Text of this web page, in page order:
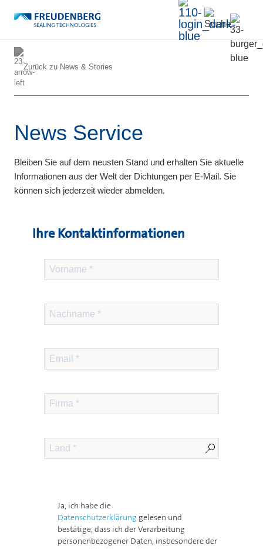
Zurück zu News & Stories
News Service
Bleiben Sie auf dem neusten Stand und erhalten Sie aktuelle
Informationen aus der Welt der Dichtungen per E-Mail. Sie
können sich jederzeit wieder abmelden.
Ihre Kontaktinformationen
Ja, ich habe die
Datenschutzerklärung gelesen und
bestätige, dass ich der Verarbeitung
personenbezogener Daten, insbesondere der